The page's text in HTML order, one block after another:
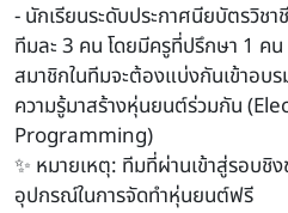
- นักเรียนระดับประกาศนียบัตรวิช
ทีมละ 3 คน โดยมีครูที่ปรึกษา 1 คน
สมาชิกในทีมจะต้องแบ่งกันเข้าอบ
ความรู้มาสร้างหุ่นยนต์ร่วมกัน
Programming)
✨ หมายเหตุ: ทีมที่ผ่านเข้าสู่รอบชิง
อุปกรณ์ในการจัดทำหุ่นยนต์ฟรี